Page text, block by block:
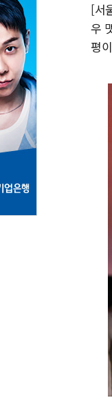
[서
우
평